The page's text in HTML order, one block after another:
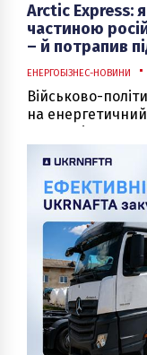
Arctic Express:
частиною
– й потрапив
ЕНЕРГОБІЗНЕС-НОВИНИ
Військово-
на
заслуговує
Express, IMO